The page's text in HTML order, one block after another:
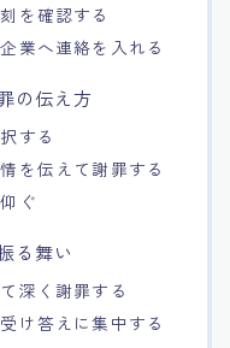
を確認する
業へ連絡を入れる
の伝え方
する
を伝えて謝罪する
ぐ
る舞い
深く謝罪する
け答えに集中する